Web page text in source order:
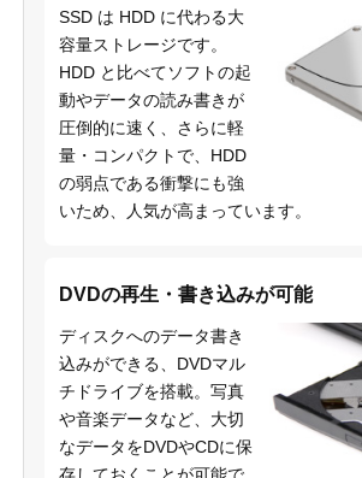
SSD は HDD に代わる大
容量ストレージです。
HDD と比べてソフトの起
動やデータの読み書きが
圧倒的に速く、さらに軽
量・コンパクトで、HDD
の弱点である衝撃にも強
いため、人気が高まっています。
DVDの再生・書き込みが可能
ディスクへのデータ書き
込みができる、DVDマル
チドライブを搭載。写真
や音楽データなど、大切
なデータをDVDやCDに保
存しておくことが可能で